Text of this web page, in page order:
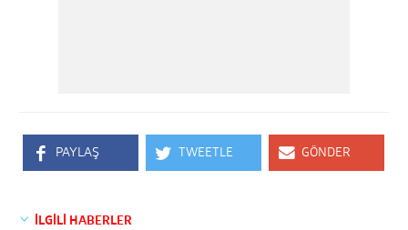
PAYLAŞ TWEETLE GÖNDER
İLGİLİ HABERLER